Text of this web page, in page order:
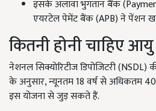
इसके अलावा भुगतान बैंक
एयरटेल पेमेंट बैंक (APB) ने पेंशन
कितनी होनी चाहिए
नेशनल सिक्योरिटीज डिपोजिटरी (NSDL)
के अनुसार, न्यूनतम 18 वर्ष से अधिकतम
इस योजना से जुड़ सकते हैं.